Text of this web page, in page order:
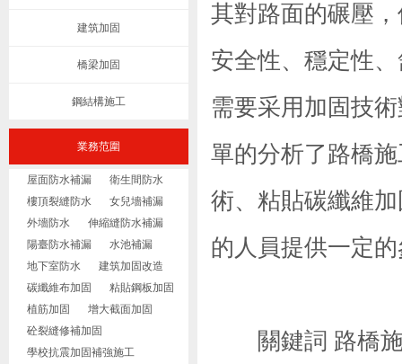
建筑加固
橋梁加固
鋼結構施工
業務范圍
屋面防水補漏
衛生間防水
樓頂裂縫防水
女兒墻補漏
外墻防水
伸縮縫防水補漏
陽臺防水補漏
水池補漏
地下室防水
建筑加固改造
碳纖維布加固
粘貼鋼板加固
植筋加固
增大截面加固
砼裂縫修補加固
學校抗震加固補強施工
其對路面的碾壓
安全性、穩定性
需要采用加固技術
單的分析了路橋
術、粘貼碳纖維
的人員提供一定
關鍵詞 路橋